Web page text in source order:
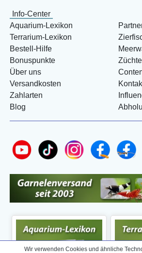
Info-Center
Aquarium-Lexikon
Terrarium-Lexikon
Bestell-Hilfe
Bonuspunkte
Über uns
Versandkosten
Zahlarten
Blog
Wir verwenden Cookies und ähnliche